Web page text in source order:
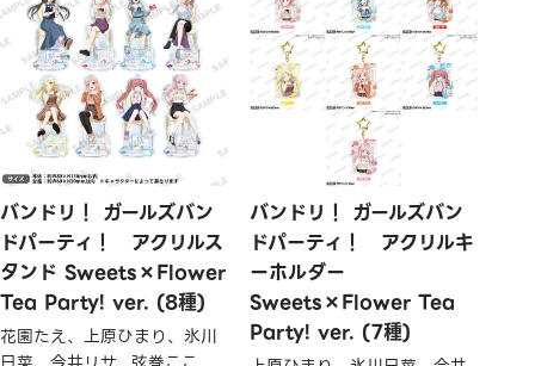
バンドリ！ ガールズバン
ドパーティ！ アクリルス
タンド Sweets×Flower
Tea Party! ver. (8種)
花園たえ、上原ひまり、氷川
バンドリ！ ガールズバン
ドパーティ！ アクリルキ
ーホルダー
Sweets×Flower Tea
Party! ver. (7種)